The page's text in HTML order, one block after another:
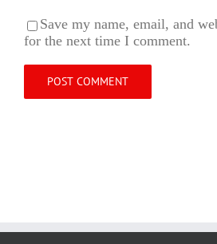
Save my name, email, and
for the next time I comment.